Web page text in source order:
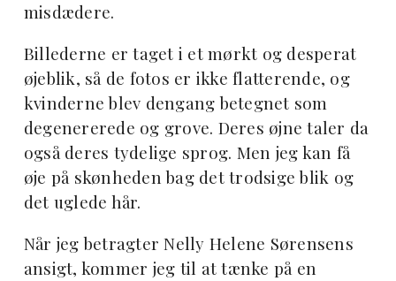
misdædere.
Billederne er taget i et mørkt og desperat
øjeblik, så de fotos er ikke flatterende, og
kvinderne blev dengang betegnet som
degenererede og grove. Deres øjne taler da
også deres tydelige sprog. Men jeg kan få
øje på skønheden bag det trodsige blik og
det uglede hår.
Når jeg betragter Nelly Helene Sørensens
ansigt, kommer jeg til at tænke på en